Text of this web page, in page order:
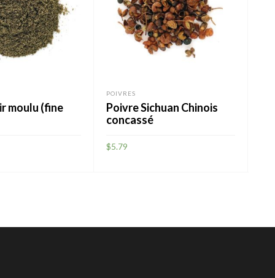
moulu (fine
POIVRES
Poivre Sichuan Chinois
concassé
$5.79